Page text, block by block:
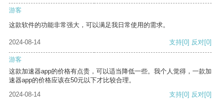
游客
这款软件的功能非常强大，可以满足我日常使用的需求。
2024-08-14 支持[0] 反对[0]
游客
这款加速器app的价格有点贵，可以适当降低一些。我个人觉得，一款加
速器app的价格应该在50元以下才比较合理。
2024-08-14
支持[0] 反对[0]